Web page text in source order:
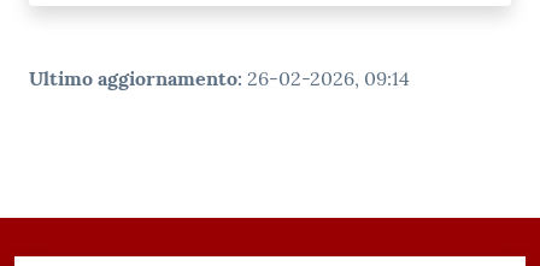
Ultimo aggiornamento: 26-02-2026, 09:14